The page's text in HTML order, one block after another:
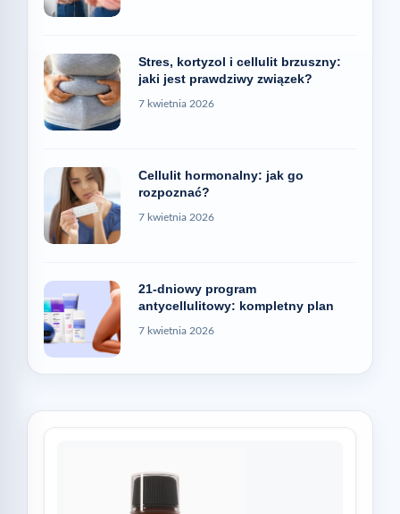
Stres, kortyzol i cellulit brzuszny:
jaki jest prawdziwy związek?
7 kwietnia 2026
Cellulit hormonalny: jak go
rozpoznać?
7 kwietnia 2026
21-dniowy program
antycellulitowy: kompletny plan
7 kwietnia 2026